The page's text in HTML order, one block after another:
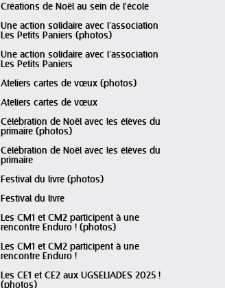
Créations de Noël au sein de l'école
Une action solidaire avec l’association
Les Petits Paniers (photos)
Une action solidaire avec l’association
Les Petits Paniers
Ateliers cartes de vœux (photos)
Ateliers cartes de vœux
Célébration de Noël avec les élèves du
primaire (photos)
Célébration de Noël avec les élèves du
primaire
Festival du livre (photos)
Festival du livre
Les CM1 et CM2 participent à une
rencontre Enduro ! (photos)
Les CM1 et CM2 participent à une
rencontre Enduro !
Les CE1 et CE2 aux UGSELIADES 2025 !
(photos)